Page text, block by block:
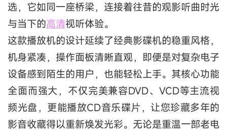
选，它如同一座桥梁，连接着往昔的观影听曲时光
与当下的高清视听体验。
这款播放机的设计延续了经典影碟机的稳重风格，
机身紧凑，操作面板清晰直观，即便是对复杂电子
设备感到陌生的用户，也能轻松上手。其核心功能
全面而强大，不仅完美兼容DVD、VCD等主流视
频光盘，更能播放CD音乐碟片，让您珍藏多年的
影音收藏得以重新焕发光彩。无论是重温一部老电